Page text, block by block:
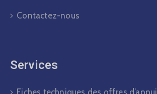
Contactez-nous
Services
Fiches techniques des offres d’appui